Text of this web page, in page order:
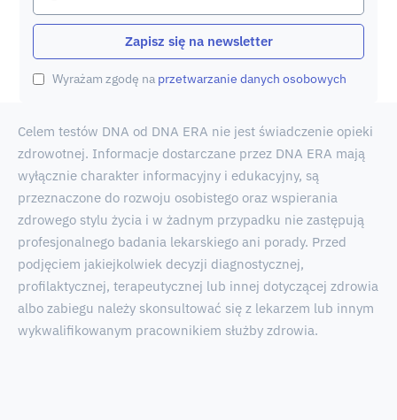
Wyrażam zgodę na przetwarzanie danych osobowych
Zapisz się na newsletter
Celem testów DNA od DNA ERA nie jest świadczenie opieki
zdrowotnej. Informacje dostarczane przez DNA ERA mają
wyłącznie charakter informacyjny i edukacyjny, są
przeznaczone do rozwoju osobistego oraz wspierania
zdrowego stylu życia i w żadnym przypadku nie zastępują
profesjonalnego badania lekarskiego ani porady. Przed
podjęciem jakiejkolwiek decyzji diagnostycznej,
profilaktycznej, terapeutycznej lub innej dotyczącej zdrowia
albo zabiegu należy skonsultować się z lekarzem lub innym
wykwalifikowanym pracownikiem służby zdrowia.